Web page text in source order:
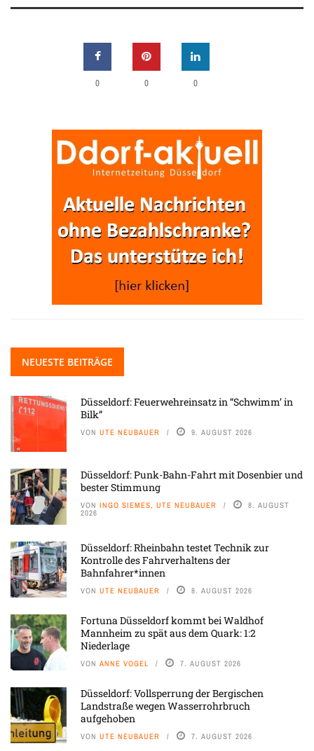
0 0 0
NEUESTE BEITRÄGE
Düsseldorf: Feuerwehreinsatz in “Schwimm’ in
Bilk”
VON UTE NEUBAUER 9. AUGUST 2026
Düsseldorf: Punk-Bahn-Fahrt mit Dosenbier und
bester Stimmung
VON INGO SIEMES, UTE NEUBAUER 8. AUGUST
2026
Düsseldorf: Rheinbahn testet Technik zur
Kontrolle des Fahrverhaltens der
Bahnfahrer*innen
VON UTE NEUBAUER 8. AUGUST 2026
Fortuna Düsseldorf kommt bei Waldhof
Mannheim zu spät aus dem Quark: 1:2
Niederlage
VON ANNE VOGEL 7. AUGUST 2026
Düsseldorf: Vollsperrung der Bergischen
Landstraße wegen Wasserrohrbruch
aufgehoben
VON UTE NEUBAUER 7. AUGUST 2026